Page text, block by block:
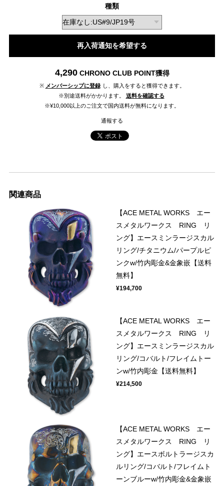
種類
再入荷通知を希望する
4,290 CHRONO CLUB POINT獲得
※ メンバーシップに登録 し、購入をすると獲得できます。
※別途送料がかかります。
送料を確認する
※¥10,000以上のご注文で国内送料が無料になります。
通報する
関連商品
【ACE METAL WORKS エー
スメタルワークス RING リ
ング】エースミンラージスカル
リング/チタニウム/パープルピ
ンクw/竹内彫金&金象嵌【送料
無料】
¥194,700
【ACE METAL WORKS エー
スメタルワークス RING リ
ング】エースミンラージスカル
リング/コバルト/フレイムトー
ンw/竹内彫金【送料無料】
¥214,500
【ACE METAL WORKS エー
スメタルワークス RING リ
ング】エースボルトラージスカ
ルリング/コバルト/フレイムト
ーンブルーw/竹内彫金&金象嵌